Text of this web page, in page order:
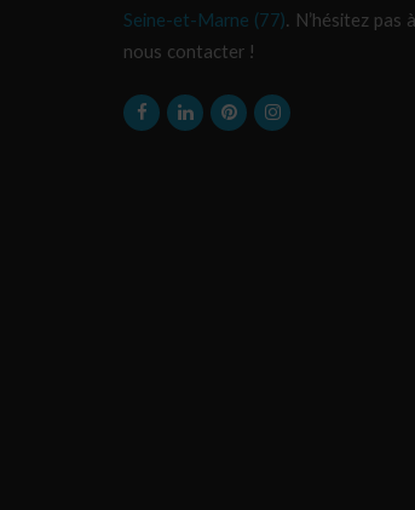
Seine-et-Marne (77). N’hésitez pas à
nous contacter !